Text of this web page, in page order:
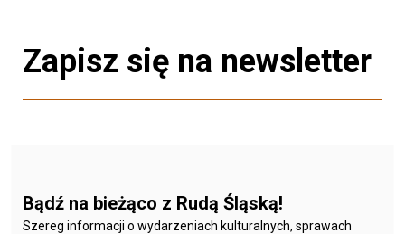
Zapisz się na newsletter
Bądź na bieżąco z Rudą Śląską!
Szereg informacji o wydarzeniach kulturalnych, sprawach